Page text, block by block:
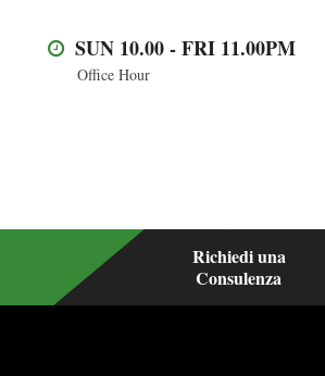
SUN 10.00 - FRI 11.00PM
Office Hour
Richiedi una
Consulenza